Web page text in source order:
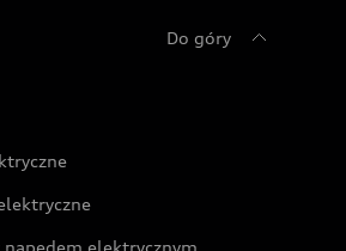
Do góry
elektrycznym